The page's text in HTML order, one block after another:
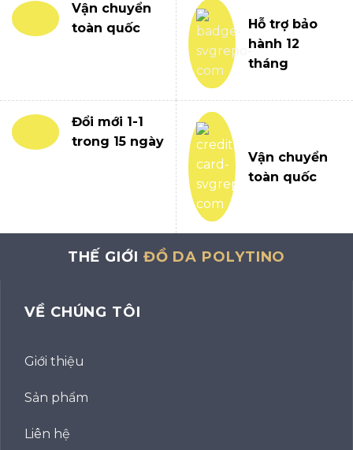
Vận chuyển
toàn quốc
Hỗ trợ bảo
hành 12
tháng
Đổi mới 1-1
trong 15 ngày
Vận chuyển
toàn quốc
THẾ GIỚI ĐỒ DA POLYTINO
VỀ CHÚNG TÔI
Giới thiệu
Sản phẩm
Liên hệ